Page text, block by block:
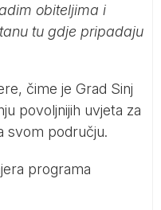
obiteljima i
tu gdje pripadaju
čime je Grad Sinj
povoljnijih uvjeta za
svom području.
programa